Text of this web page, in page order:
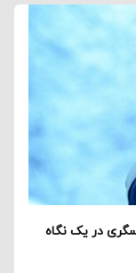
در یک نگاه